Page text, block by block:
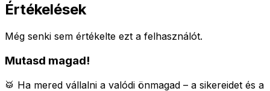
Értékelések
Még senki sem értékelte ezt a felhasználót.
Mutasd magad!
🥁 Ha mered vállalni a valódi önmagad – a sikereidet és a